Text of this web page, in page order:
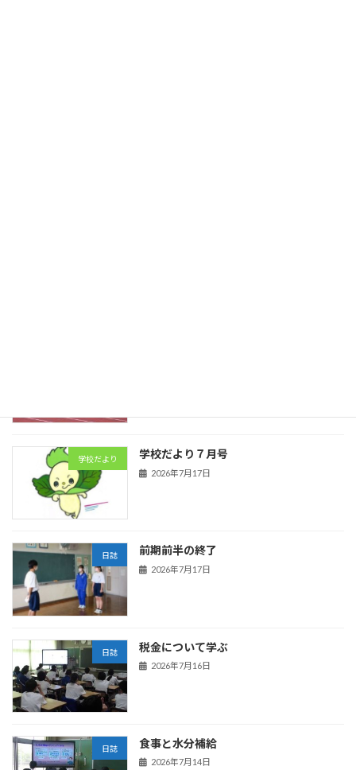
学校だより 学校だより７月号
2026年7月17日
日誌 前期前半の終了
2026年7月17日
日誌 税金について学ぶ
2026年7月16日
日誌 食事と水分補給
2026年7月14日